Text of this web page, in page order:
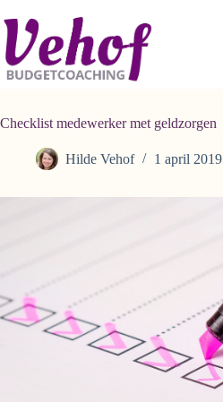
naar
de
inhoud
Checklist medewerker met geldzorgen
Hilde Vehof 1 april 2019